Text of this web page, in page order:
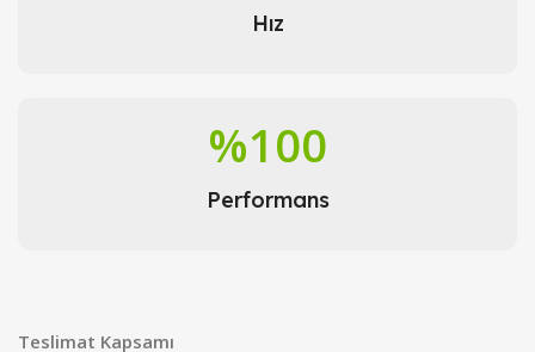
Hız
%100
Performans
Teslimat Kapsamı